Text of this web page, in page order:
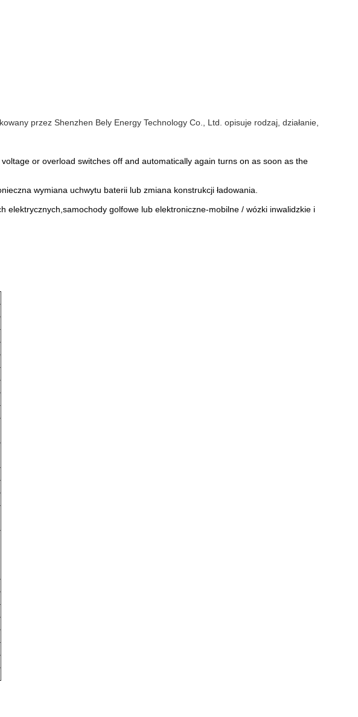
przez Shenzhen Bely Energy Technology Co., Ltd. opisuje rodzaj, działanie,
or overload switches off and automatically again turns on as soon as the
wymiana uchwytu baterii lub zmiana konstrukcji ładowania.
elektrycznych,samochody golfowe lub elektroniczne-mobilne / wózki inwalidzkie i